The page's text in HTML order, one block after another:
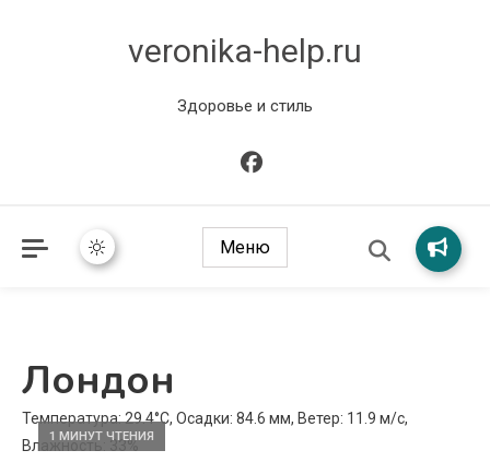
veronika-help.ru
Здоровье и стиль
Меню
Лондон
1 МИНУТ ЧТЕНИЯ
Температура: 29.4°C, Осадки: 84.6 мм, Ветер: 11.9 м/с,
Влажность: 33%